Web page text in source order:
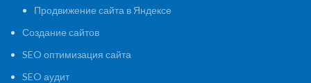
Продвижение сайта в Яндексе
Создание сайтов
SEO оптимизация сайта
SEO аудит